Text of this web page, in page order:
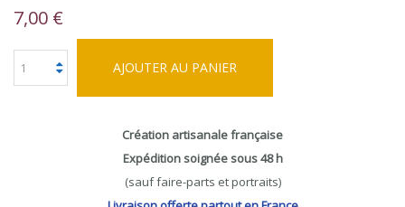
7,00 €
AJOUTER AU PANIER
Création artisanale française
Expédition soignée sous 48 h
(sauf faire-parts et portraits)